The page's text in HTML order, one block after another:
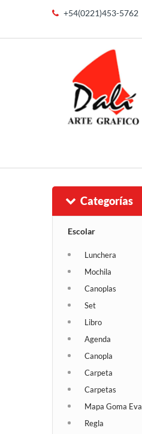
+54(0221)453-5762
Categorías
Escolar
Lunchera
Mochila
Canoplas
Set
Libro
Agenda
Canopla
Carpeta
Carpetas
Mapa Goma Eva
Regla